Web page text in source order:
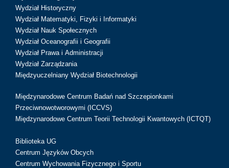
Wydział Historyczny
Wydział Matematyki, Fizyki i Informatyki
Wydział Nauk Społecznych
Wydział Oceanografii i Geografii
Wydział Prawa i Administracji
Wydział Zarządzania
Międzyuczelniany Wydział Biotechnologii
Międzynarodowe Centrum Badań nad Szczepionkami
Przeciwnowotworowymi (ICCVS)
Międzynarodowe Centrum Teorii Technologii Kwantowych (ICTQT)
Biblioteka UG
Centrum Języków Obcych
Centrum Wychowania Fizycznego i Sportu